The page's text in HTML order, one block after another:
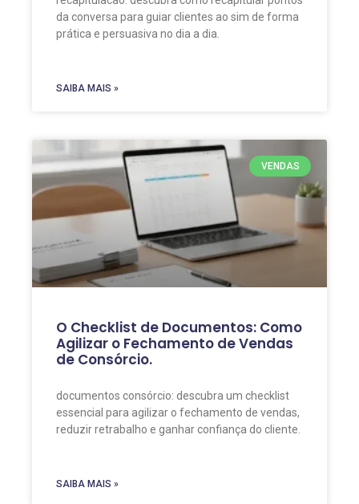
da conversa para guiar clientes ao sim de forma
prática e persuasiva no dia a dia.
SAIBA MAIS »
VENDAS
O Checklist de Documentos: Como
Agilizar o Fechamento de Vendas
de Consórcio.
documentos consórcio: descubra um checklist
essencial para agilizar o fechamento de vendas,
reduzir retrabalho e ganhar confiança do cliente.
SAIBA MAIS »